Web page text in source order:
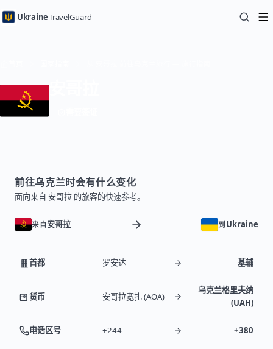
UkraineTravelGuard
前往乌克兰时会有什么变化
面向来自 安哥拉 的旅客的快速参考。
来自安哥拉 到 Ukraine
首都 罗安达 基辅
货币 安哥拉宽扎 (AOA)
乌克兰格里夫纳
(UAH)
电话区号 +244 +380